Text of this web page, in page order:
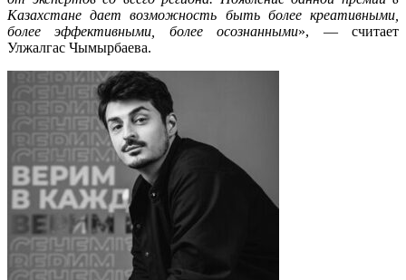
Казахстане дает возможность быть более креативными,
более эффективными, более осознанными», — считает
Улжалгас Чымырбаева.